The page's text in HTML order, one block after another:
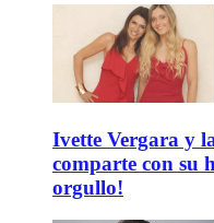
Ivette Vergara y
comparte con su
orgullo!